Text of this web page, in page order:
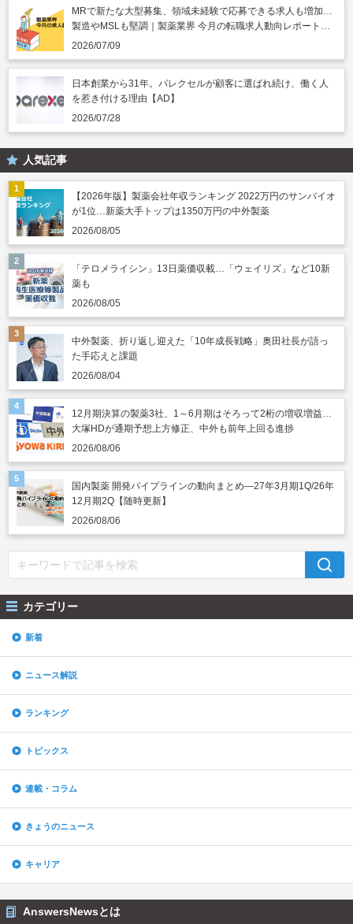
MRで新たな大型募集、領域未経験で応募できる求人も増加…
製造やMSLも堅調｜製薬業界 今月の転職求人動向レポート
（2026年7月）
2026/07/09
日本創業から31年。パレクセルが顧客に選ばれ続け、働く人
を惹き付ける理由【AD】
2026/07/28
人気記事
【2026年版】製薬会社年収ランキング 2022万円のサンバイオ
が1位…新薬大手トップは1350万円の中外製薬
2026/08/05
「テロメライシン」13日薬価収載…「ウェイリズ」など10新
薬も
2026/08/05
中外製薬、折り返し迎えた「10年成長戦略」奥田社長が語っ
た手応えと課題
2026/08/04
12月期決算の製薬3社、1～6月期はそろって2桁の増収増益…
大塚HDが通期予想上方修正、中外も前年上回る進捗
2026/08/06
国内製薬 開発パイプラインの動向まとめ―27年3月期1Q/26年
12月期2Q【随時更新】
2026/08/06
カテゴリー
新着
ニュース解説
ランキング
トピックス
連載・コラム
きょうのニュース
キャリア
AnswersNewsとは